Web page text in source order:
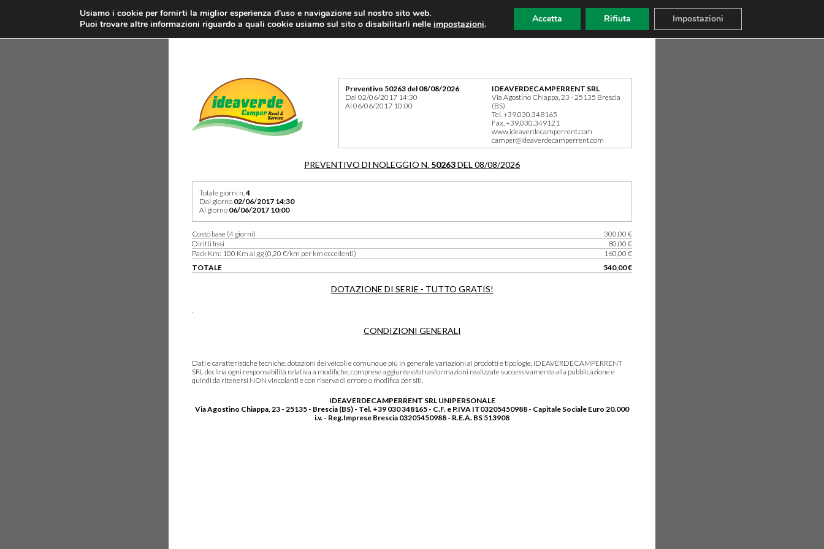
IDEAVERDECAMPERRENT SRL
Via Agostino Chiappa, 23 - 25135 Brescia
(BS)
Tel. +39.030.348165
Fax. +39.030.349121
www.ideaverdecamperrent.com
camper@ideaverdecamperrent.com
Preventivo 50263 del 08/08/2026
Dal 02/06/2017 14:30
Al 06/06/2017 10:00
PREVENTIVO DI NOLEGGIO N. 50263DEL 08/08/2026
Totale giorni n.4
Dal giorno 02/06/2017 14:30
Al giorno 06/06/2017 10:00
Costo base (4 giorni)
300,00 €
Diritti fissi
80,00 €
Pack Km: 100 Km al gg (0,20 €/km per km eccedenti)
160,00 €
TOTALE
540,00 €
DOTAZIONE DI SERIE - TUTTO GRATIS!
.
CONDIZIONI GENERALI
Dati e caratteristiche tecniche, dotazioni dei veicoli e comunque più in generale variazioni ai prodotti e tipologie, IDEAVERDECAMPERRENT
SRL declina ogni responsabilità relativa a modifiche, comprese aggiunte e/o trasformazioni realizzate successivamente alla pubblicazione e
quindi da ritenersi NON vincolanti e con riserva di errore o modifica per siti.
IDEAVERDECAMPERRENT SRL UNIPERSONALE
Via Agostino Chiappa, 23 - 25135 - Brescia (BS) - Tel. +39 030 348165 - C.F. e P.IVA IT03205450988 - Capitale Sociale Euro 20.000
i.v. - Reg.Imprese Brescia 03205450988 - R.E.A. BS 513908
Usiamo i cookie per fornirti la miglior esperienza d'uso e navigazione sul nostro sito web.
Puoi trovare altre informazioni riguardo a quali cookie usiamo sul sito o disabilitarli nelleimpostazioni. Accetta Rifiuta Impostazioni